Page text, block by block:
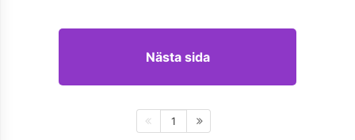
Nästa sida
1